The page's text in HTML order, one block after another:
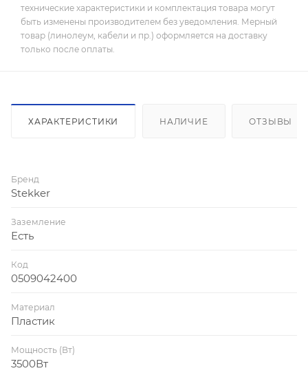
технические характеристики и комплектация товара могут
быть изменены производителем без уведомления. Мерный
товар (линолеум, кабели и пр.) оформляется на доставку
только после оплаты.
ХАРАКТЕРИСТИКИ НАЛИЧИЕ ОТЗЫВЫ
Бренд
Stekker
Заземление
Есть
Код
0509042400
Материал
Пластик
Мощность (Вт)
3500Вт